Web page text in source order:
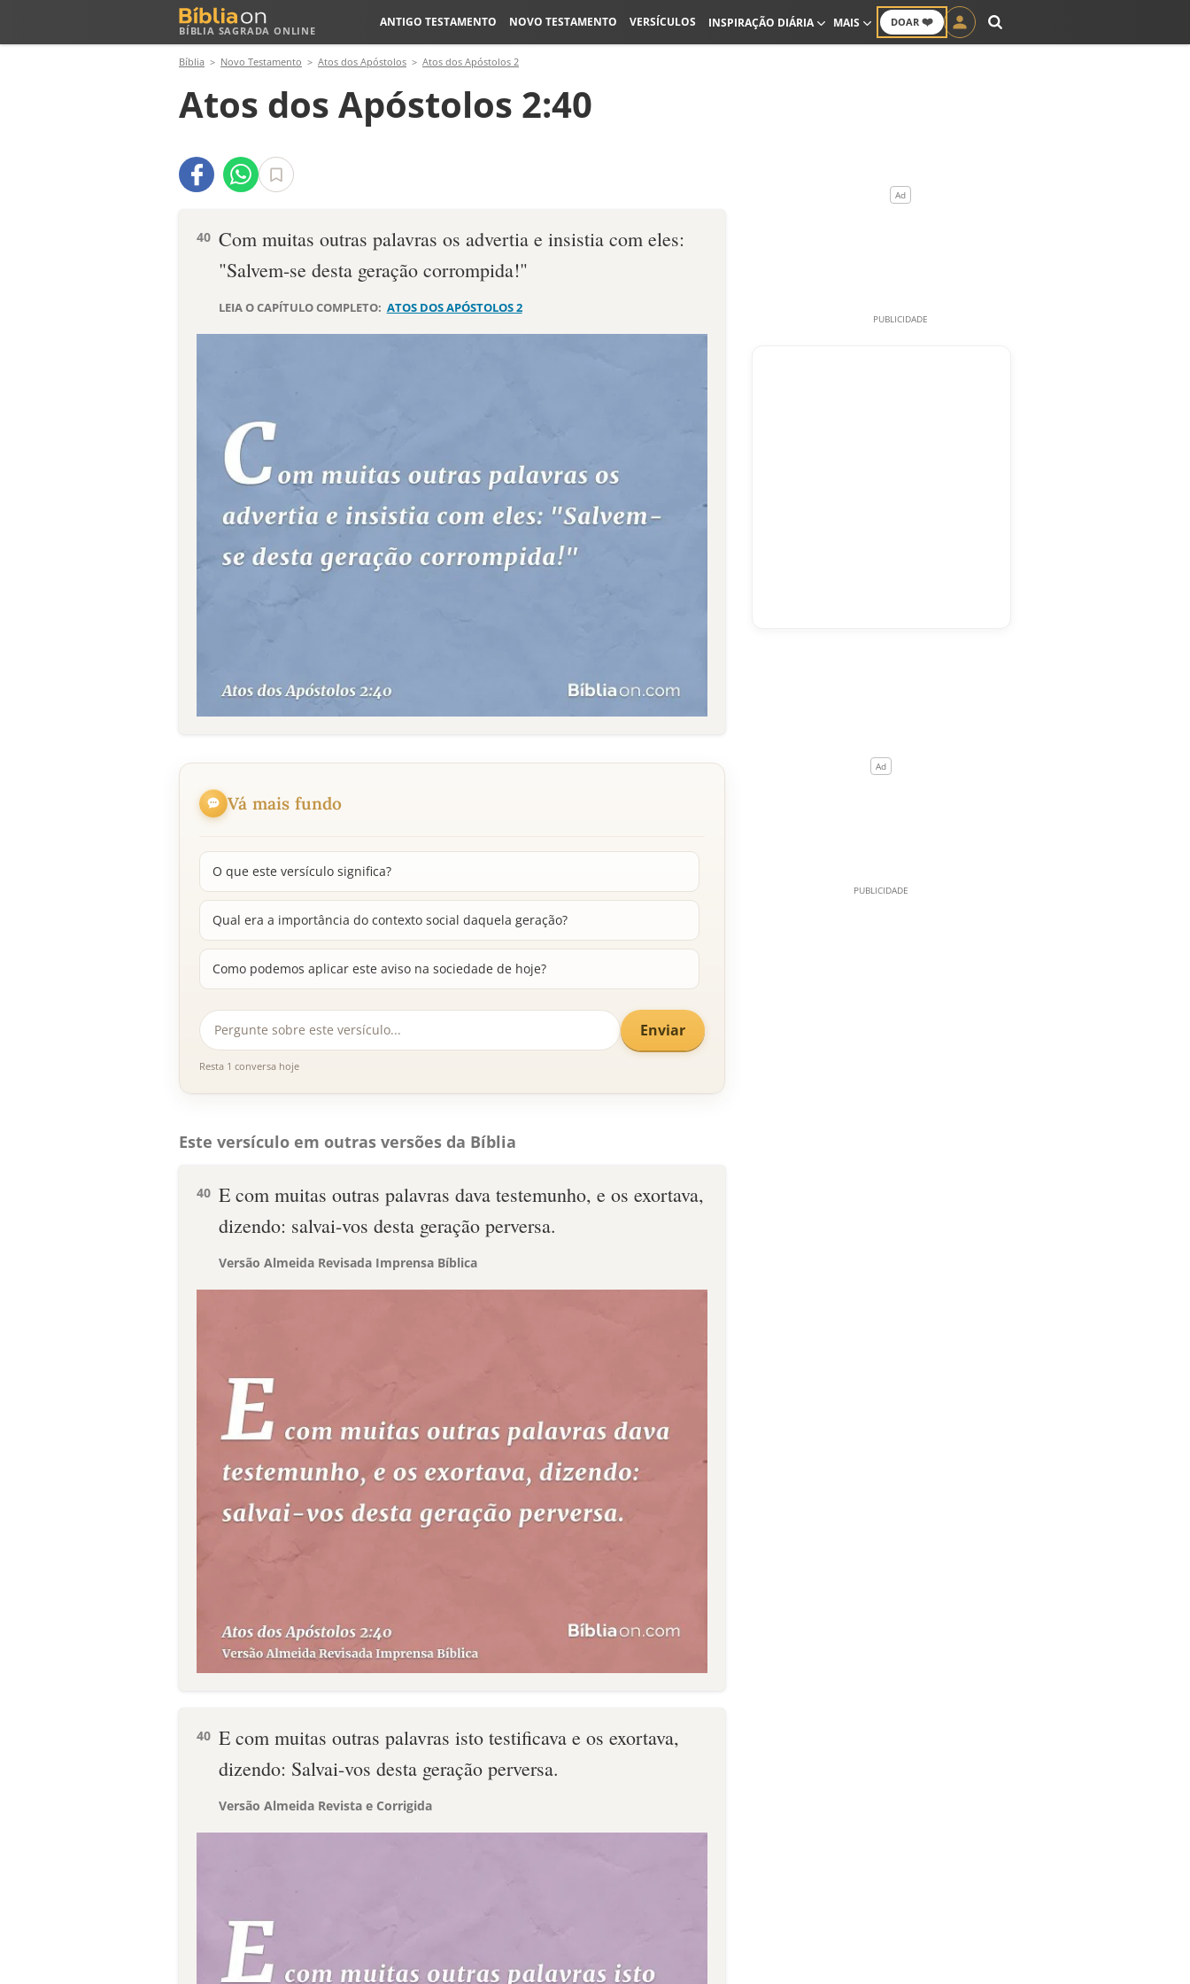
BÍBLIA SAGRADA ONLINE
DOAR ❤️
ANTIGO TESTAMENTO NOVO TESTAMENTO VERSÍCULOS INSPIRAÇÃO DIÁRIA MAIS
Bíblia Novo Testamento Atos dos Apóstolos Atos dos Apóstolos 2
Atos dos Apóstolos 2:40
40 Com muitas outras palavras os advertia e insistia com eles:
"Salvem-se desta geração corrompida!"
LEIA O CAPÍTULO COMPLETO: ATOS DOS APÓSTOLOS 2
Vá mais fundo
O que este versículo significa?
Qual era a importância do contexto social daquela geração?
Como podemos aplicar este aviso na sociedade de hoje?
Enviar
Resta 1 conversa hoje
Este versículo em outras versões da Bíblia
40 E com muitas outras palavras dava testemunho, e os exortava,
dizendo: salvai-vos desta geração perversa.
Versão Almeida Revisada Imprensa Bíblica
40 E com muitas outras palavras isto testificava e os exortava,
dizendo: Salvai-vos desta geração perversa.
Versão Almeida Revista e Corrigida